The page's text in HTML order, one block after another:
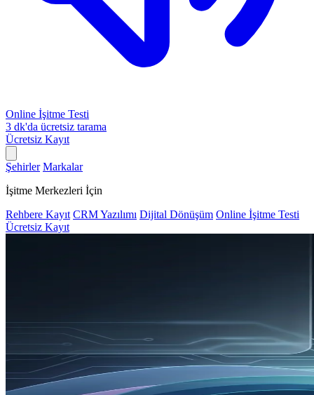
Online İşitme Testi
3 dk'da ücretsiz tarama
Ücretsiz Kayıt
Şehirler Markalar
İşitme Merkezleri İçin
Rehbere Kayıt CRM Yazılımı Dijital Dönüşüm Online İşitme Testi
Ücretsiz Kayıt